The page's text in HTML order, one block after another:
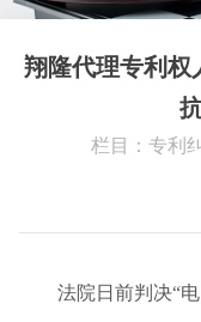
翔隆代理专利权
栏目：专利
法院日前判决“